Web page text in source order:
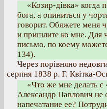
«Козир-дівка» когда
бога, а опиниться у
говорит. Обяжете меня
и пришлите ко мне. Для
письмо, по коему
134).
Через порівняно
серпня 1838 р. Г. Квітка-
«Что же мне делать с
Александр Павлович не
напечатание ее?